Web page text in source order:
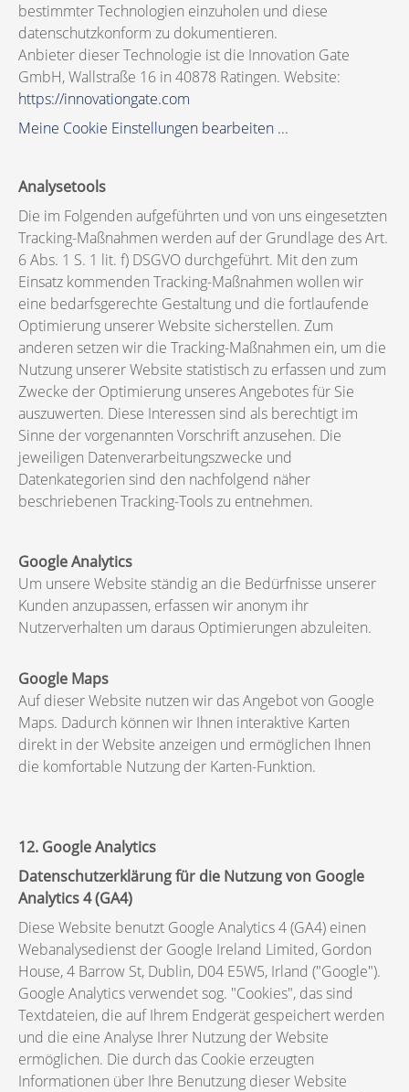
bestimmter Technologien einzuholen und diese
datenschutzkonform zu dokumentieren.
Anbieter dieser Technologie ist die Innovation Gate
GmbH, Wallstraße 16 in 40878 Ratingen. Website:
https://innovationgate.com
Meine Cookie Einstellungen bearbeiten ...
Analysetools
Die im Folgenden aufgeführten und von uns eingesetzten
Tracking-Maßnahmen werden auf der Grundlage des Art.
6 Abs. 1 S. 1 lit. f) DSGVO durchgeführt. Mit den zum
Einsatz kommenden Tracking-Maßnahmen wollen wir
eine bedarfsgerechte Gestaltung und die fortlaufende
Optimierung unserer Website sicherstellen. Zum
anderen setzen wir die Tracking-Maßnahmen ein, um die
Nutzung unserer Website statistisch zu erfassen und zum
Zwecke der Optimierung unseres Angebotes für Sie
auszuwerten. Diese Interessen sind als berechtigt im
Sinne der vorgenannten Vorschrift anzusehen. Die
jeweiligen Datenverarbeitungszwecke und
Datenkategorien sind den nachfolgend näher
beschriebenen Tracking-Tools zu entnehmen.
Google Analytics
Um unsere Website ständig an die Bedürfnisse unserer
Kunden anzupassen, erfassen wir anonym ihr
Nutzerverhalten um daraus Optimierungen abzuleiten.
Google Maps
Auf dieser Website nutzen wir das Angebot von Google
Maps. Dadurch können wir Ihnen interaktive Karten
direkt in der Website anzeigen und ermöglichen Ihnen
die komfortable Nutzung der Karten-Funktion.
12. Google Analytics
Datenschutzerklärung für die Nutzung von Google
Analytics 4 (GA4)
Diese Website benutzt Google Analytics 4 (GA4) einen
Webanalysedienst der Google Ireland Limited, Gordon
House, 4 Barrow St, Dublin, D04 E5W5, Irland ("Google").
Google Analytics verwendet sog. "Cookies", das sind
Textdateien, die auf Ihrem Endgerät gespeichert werden
und die eine Analyse Ihrer Nutzung der Website
ermöglichen. Die durch das Cookie erzeugten
Informationen über Ihre Benutzung dieser Website